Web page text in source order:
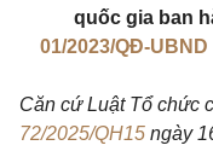
quốc gia ban
01/2023/QĐ-UBND
Căn cứ Luật Tổ chức
72/2025/QH15 ngày